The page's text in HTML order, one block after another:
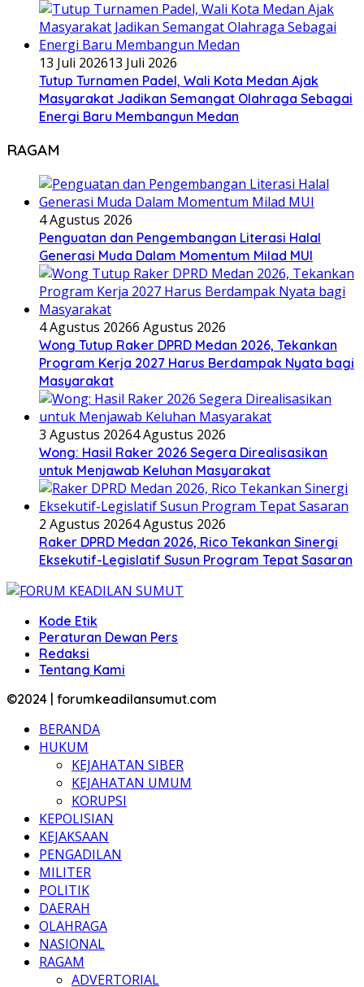
13 Juli 202613 Juli 2026
Tutup Turnamen Padel, Wali Kota Medan Ajak
Masyarakat Jadikan Semangat Olahraga Sebagai
Energi Baru Membangun Medan
RAGAM
4 Agustus 2026
Penguatan dan Pengembangan Literasi Halal
Generasi Muda Dalam Momentum Milad MUI
4 Agustus 20266 Agustus 2026
Wong Tutup Raker DPRD Medan 2026, Tekankan
Program Kerja 2027 Harus Berdampak Nyata bagi
Masyarakat
3 Agustus 20264 Agustus 2026
Wong: Hasil Raker 2026 Segera Direalisasikan
untuk Menjawab Keluhan Masyarakat
2 Agustus 20264 Agustus 2026
Raker DPRD Medan 2026, Rico Tekankan Sinergi
Eksekutif-Legislatif Susun Program Tepat Sasaran
Kode Etik
Peraturan Dewan Pers
Redaksi
Tentang Kami
©2024 | forumkeadilansumut.com
BERANDA
HUKUM
KEJAHATAN SIBER
KEJAHATAN UMUM
KORUPSI
KEPOLISIAN
KEJAKSAAN
PENGADILAN
MILITER
POLITIK
DAERAH
OLAHRAGA
NASIONAL
RAGAM
ADVERTORIAL